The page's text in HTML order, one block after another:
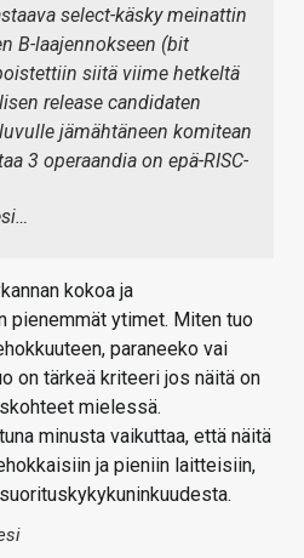
select-käsky meinattin
B-laajennokseen (bit
siitä viime hetkeltä
release candidaten
jämähtäneen komitean
3 operaandia on epä-RISC-
kokoa ja
pienemmät ytimet. Miten tuo
paraneeko vai
on tärkeä kriteeri jos näitä on
mielessä.
minusta vaikuttaa, että näitä
ja pieniin laitteisiin,